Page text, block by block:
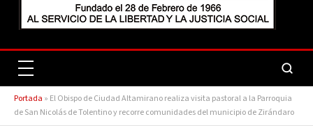
Portada » El Obispo de Ciudad Altamirano realiza visita pastoral a la Parroquia
de San Nicolás de Tolentino y recorre comunidades del municipio de Zirándaro